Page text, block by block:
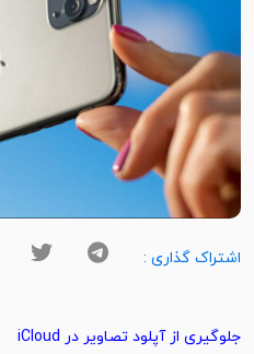
اشتراک گذاری :
جلوگیری از آپلود تصاویر در iCloud